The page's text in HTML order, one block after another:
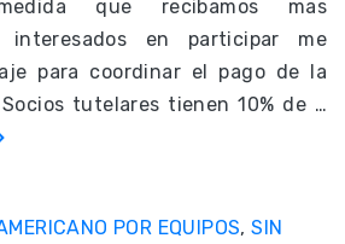
que recibamos mas
interesados en participar me
para coordinar el pago de la
tutelares tienen 10% de …
POR EQUIPOS,SIN